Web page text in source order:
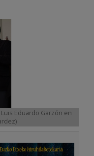
Eduardo Garzón en